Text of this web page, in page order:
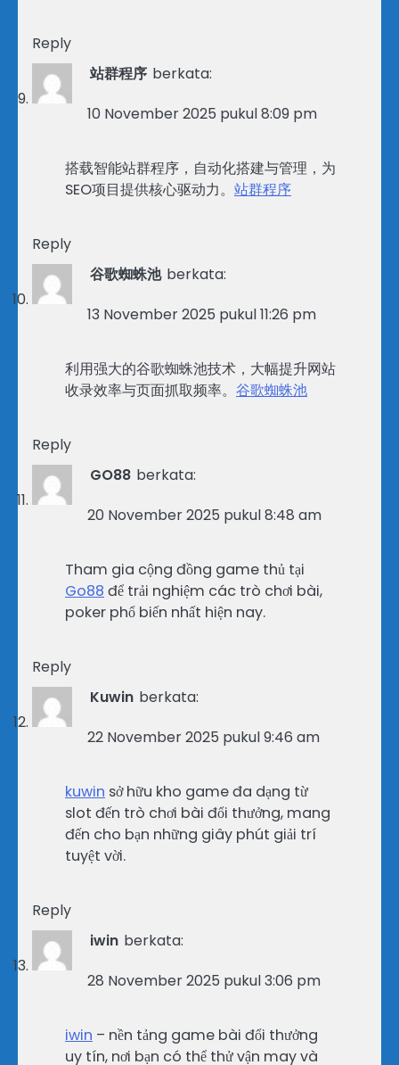
Reply
站群程序 berkata:
10 November 2025 pukul 8:09 pm
搭载智能站群程序，自动化搭建与管理，为
SEO项目提供核心驱动力。 站群程序
Reply
谷歌蜘蛛池 berkata:
13 November 2025 pukul 11:26 pm
利用强大的谷歌蜘蛛池技术，大幅提升网站
收录效率与页面抓取频率。 谷歌蜘蛛池
Reply
GO88 berkata:
20 November 2025 pukul 8:48 am
Tham gia cộng đồng game thủ tại
Go88 để trải nghiệm các trò chơi bài,
poker phổ biến nhất hiện nay.
Reply
Kuwin berkata:
22 November 2025 pukul 9:46 am
kuwin sở hữu kho game đa dạng từ
slot đến trò chơi bài đổi thưởng, mang
đến cho bạn những giây phút giải trí
tuyệt vời.
Reply
iwin berkata:
28 November 2025 pukul 3:06 pm
iwin – nền tảng game bài đổi thưởng
uy tín, nơi bạn có thể thử vận may và